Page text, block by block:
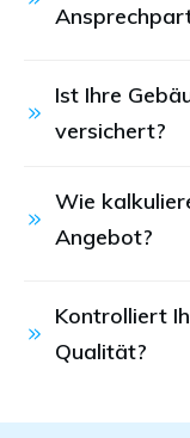
Ist Ihre
versichert?
Wie
Angebot?
Kontrolliert
Qualität?